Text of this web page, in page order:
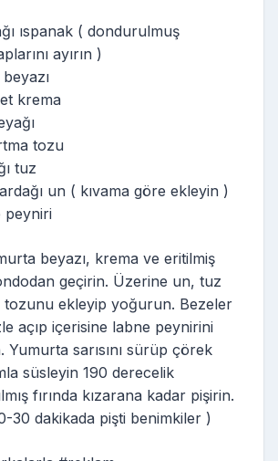
ıspanak ( dondurulmuş
ayırın )
krema
tozu
tuz
un ( kıvama göre ekleyin )
peyniri
beyazı, krema ve eritilmiş
geçirin. Üzerine un, tuz
tozunu ekleyip yoğurun. Bezeler
açıp içerisine labne peynirini
Yumurta sarısını sürüp çörek
süsleyin 190 derecelik
fırında kızarana kadar pişirin.
30 dakikada pişti benimkiler )